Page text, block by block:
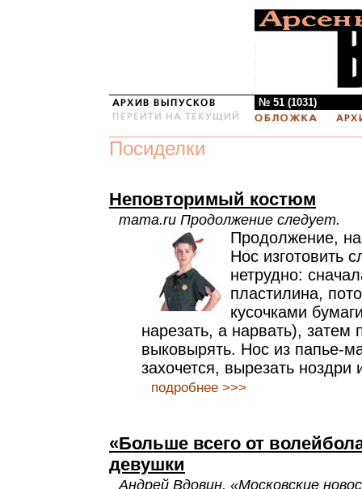
№ 51 (1031)
Посиделки
Неповторимый костюм
mama.ru Продолжение следует.
Продолжение,
Нос изготовить
нетрудно:
пластилина,
кусочками
нарезать, а нарвать), затем
выковырять. Нос из папье-
захочется, вырезать
подробнее >>>
«Больше всего от
девушки
Андрей Вдовин, «Московские